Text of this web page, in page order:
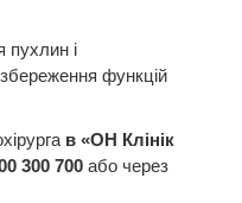
пухлин і
функцій
в «ОН Клінік
300 700 або через